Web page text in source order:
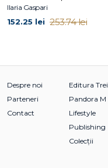
Ilaria Gaspari
152.25 lei 253.74 lei
Despre noi
Parteneri
Contact
Editura Trei
Pandora M
Lifestyle
Publishing
Colecții